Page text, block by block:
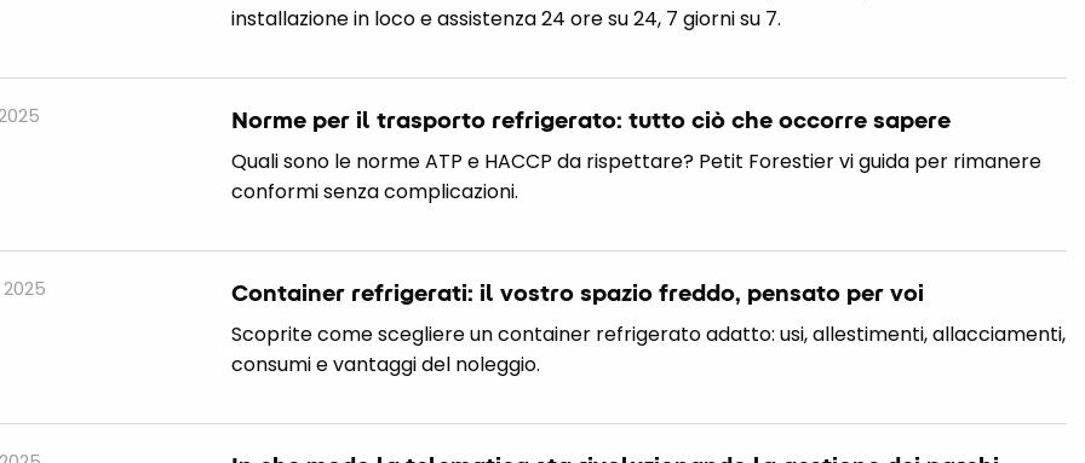
installazione in loco e assistenza 24 ore su 24, 7 giorni su 7.
Norme per il trasporto refrigerato: tutto ciò che occorre sapere
Quali sono le norme ATP e HACCP da rispettare? Petit Forestier vi guida per rimanere
conformi senza complicazioni.
Container refrigerati: il vostro spazio freddo, pensato per voi
Scoprite come scegliere un container refrigerato adatto: usi, allestimenti, allacciamenti,
consumi e vantaggi del noleggio.